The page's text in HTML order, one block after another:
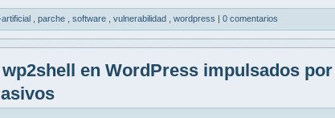
parche software vulnerabilidad wordpress 0 comentarios
en WordPress impulsados